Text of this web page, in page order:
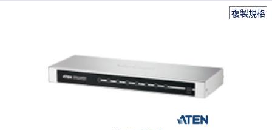
複製規格